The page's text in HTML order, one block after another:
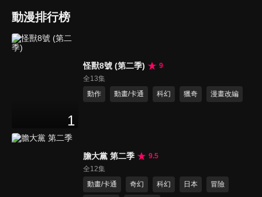
動漫排行榜
1
怪獸8號 (第二季)
9
全13集
動作
動畫/卡通 科幻 獵奇 漫畫改編
膽大黨 第二季
9.5
全12集
動畫/卡通
奇幻 科幻 日本 冒險